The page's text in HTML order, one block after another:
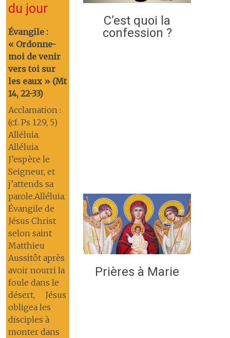
du jour
Évangile :
« Ordonne-
moi de venir
vers toi sur
les eaux » (Mt
14, 22-33)
Acclamation :
(cf. Ps 129, 5)
Alléluia.
Alléluia.
J’espère le
Seigneur, et
j’attends sa
parole.Alléluia.
Évangile de
Jésus Christ
selon saint
Matthieu
Aussitôt après
avoir nourri la
foule dans le
désert, Jésus
obligea les
disciples à
monter dans
C’est quoi la
confession ?
Prières à Marie